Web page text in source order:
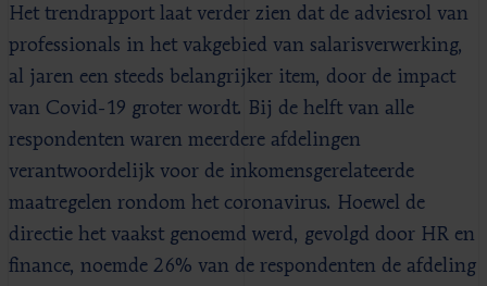
Het trendrapport laat verder zien dat de adviesrol van
professionals in het vakgebied van salarisverwerking,
al jaren een steeds belangrijker item, door de impact
van Covid-19 groter wordt. Bij de helft van alle
respondenten waren meerdere afdelingen
verantwoordelijk voor de inkomensgerelateerde
maatregelen rondom het coronavirus. Hoewel de
directie het vaakst genoemd werd, gevolgd door HR en
finance, noemde 26% van de respondenten de afdeling